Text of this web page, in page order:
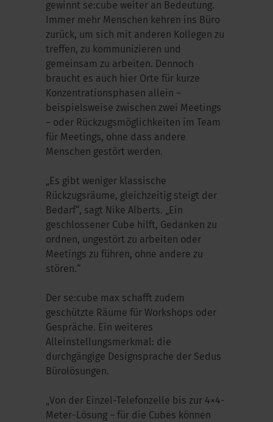
gewinnt se:cube weiter an Bedeutung.
Immer mehr Menschen kehren ins Büro
zurück, um sich mit anderen Kollegen zu
treffen, zu kommunizieren und
gemeinsam zu arbeiten. Dennoch
braucht es auch hier Orte für kurze
Konzentrationsphasen allein –
beispielsweise zwischen zwei Meetings
– oder Rückzugsmöglichkeiten im Team
für Meetings, ohne dass andere
Menschen gestört werden.
„Es gibt weniger klassische
Rückzugsräume, gleichzeitig steigt der
Bedarf“, sagt Nike Alberts. „Ein
geschlossener Cube hilft, Gedanken zu
ordnen, ungestört zu arbeiten oder
Meetings zu führen, ohne andere zu
stören.“
Der se:cube max schafft zudem
geschützte Räume für Workshops oder
Gespräche. Ein weiteres
Alleinstellungsmerkmal: die
durchgängige Designsprache der Sedus
Bürolösungen.
„Von der Einzel-Telefonzelle bis zur 4×4-
Meter-Lösung – für die Cubes können